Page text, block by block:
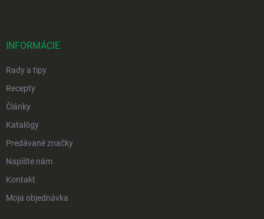
INFORMÁCIE
Rady a tipy
Recepty
Články
Katalógy
Predávané značky
Napíšte nám
Kontakt
Moja objednávka